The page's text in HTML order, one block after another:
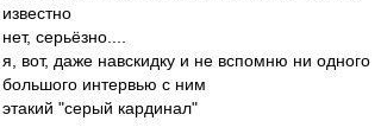
известно
нет, серьёзно....
я, вот, даже навскидку и не вспомню ни одного
большого интервью с ним
этакий "серый кардинал"